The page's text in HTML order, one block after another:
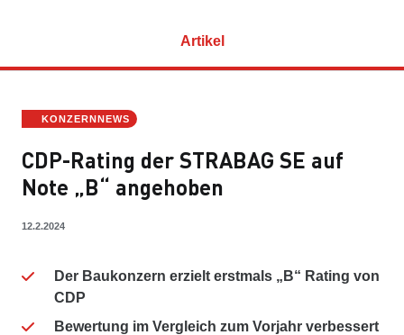
Artikel
KONZERNNEWS
CDP-Rating der STRABAG SE auf
Note „B“ angehoben
12.2.2024
Der Baukonzern erzielt erstmals „B“ Rating von
CDP
Bewertung im Vergleich zum Vorjahr verbessert